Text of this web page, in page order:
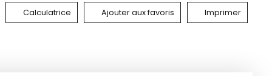
Calculatrice Ajouter aux favoris Imprimer